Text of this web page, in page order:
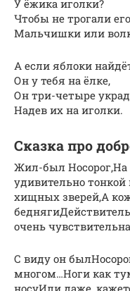
У ёжика иголки?
Чтобы не трогали его
Мальчишки или
А если яблоки
Он у тебя на ёлке,
Он три-четыре
Надев их на иголки.
Сказка про
Жил-был Носорог,На
удивительно
хищных зверей,А
очень
С виду он
многом…Ноги как
носуИли даже,